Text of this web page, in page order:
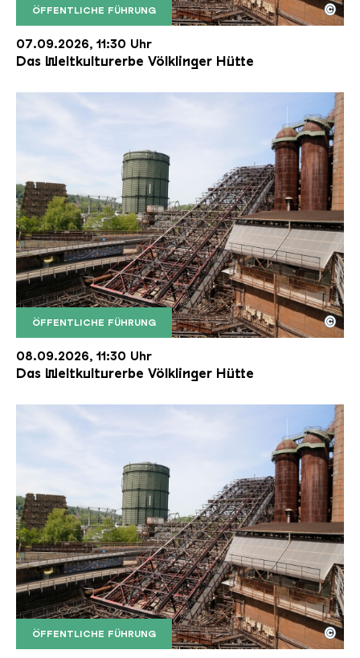
ÖFFENTLICHE FÜHRUNG
Der Erzschrägaufzug der Völklinger Hütte mit
Copyright: Weltkulturerbe Völklinger Hütte | Karl
©
07.09.2026, 11:30 Uhr
Das Weltkulturerbe Völklinger Hütte
ÖFFENTLICHE FÜHRUNG
Der Erzschrägaufzug der Völklinger Hütte mit
Copyright: Weltkulturerbe Völklinger Hütte | Karl
©
08.09.2026, 11:30 Uhr
Das Weltkulturerbe Völklinger Hütte
ÖFFENTLICHE FÜHRUNG
Der Erzschrägaufzug der Völklinger Hütte mit
Copyright: Weltkulturerbe Völklinger Hütte | Karl
©